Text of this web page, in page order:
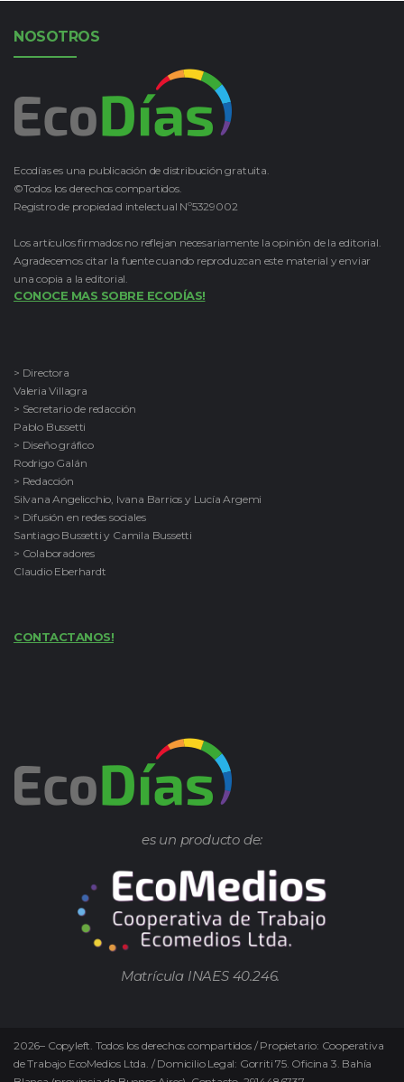
NOSOTROS
Ecodías es una publicación de distribución gratuita.
©Todos los derechos compartidos.
Registro de propiedad intelectual Nº5329002
Los artículos firmados no reflejan necesariamente la opinión de la editorial.
Agradecemos citar la fuente cuando reproduzcan este material y enviar
una copia a la editorial.
CONOCE MAS SOBRE ECODÍAS!
> Directora
Valeria Villagra
> Secretario de redacción
Pablo Bussetti
> Diseño gráfico
Rodrigo Galán
> Redacción
Silvana Angelicchio, Ivana Barrios y Lucía Argemi
> Difusión en redes sociales
Santiago Bussetti y Camila Bussetti
> Colaboradores
Claudio Eberhardt
CONTACTANOS!
es un producto de:
Matrícula INAES 40.246.
2026– Copyleft. Todos los derechos compartidos / Propietario: Cooperativa
de Trabajo EcoMedios Ltda. / Domicilio Legal: Gorriti 75. Oficina 3. Bahía